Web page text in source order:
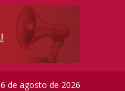
6 de agosto de 2026